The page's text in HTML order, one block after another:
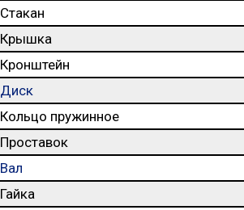
Стакан
Крышка
Кронштейн
Диск
Кольцо пружинное
Проставок
Вал
Гайка